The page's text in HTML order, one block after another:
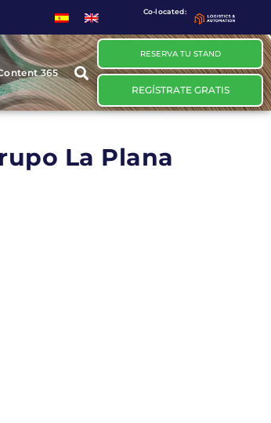
Co-located:
365
RESERVA TU STAND
REGÍSTRATE GRATIS
La Plana